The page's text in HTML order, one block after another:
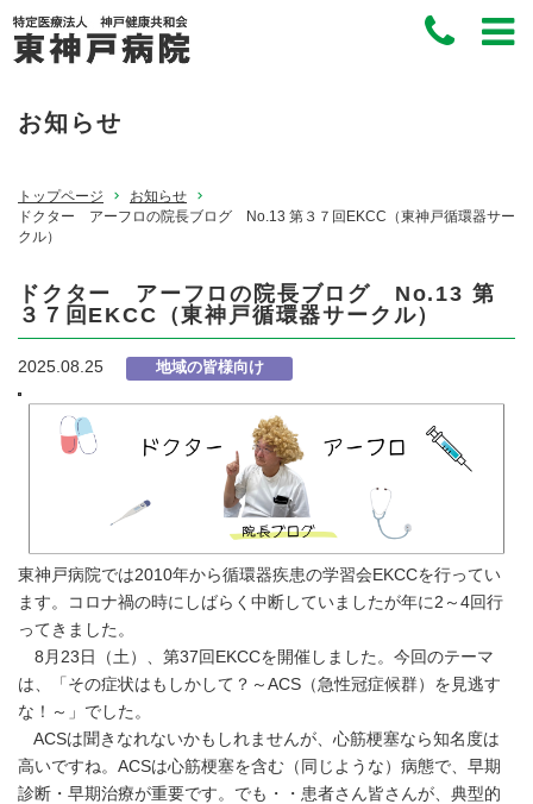
お知らせ
トップページ
お知らせ
ドクター アーフロの院長ブログ No.13 第３７回EKCC（東神戸循環器サー
クル）
ドクター アーフロの院長ブログ No.13 第
３７回EKCC（東神戸循環器サークル）
2025.08.25 地域の皆様向け
東神戸病院では2010年から循環器疾患の学習会EKCCを行ってい
ます。コロナ禍の時にしばらく中断していましたが年に2～4回行
ってきました。
8月23日（土）、第37回EKCCを開催しました。今回のテーマ
は、「その症状はもしかして？～ACS（急性冠症候群）を見逃す
な！～」でした。
ACSは聞きなれないかもしれませんが、心筋梗塞なら知名度は
高いですね。ACSは心筋梗塞を含む（同じような）病態で、早期
診断・早期治療が重要です。でも・・患者さん皆さんが、典型的